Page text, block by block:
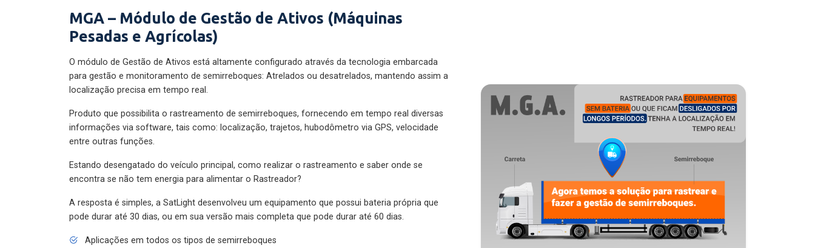
MGA – Módulo de Gestão de Ativos (Máquinas
Pesadas e Agrícolas)
O módulo de Gestão de Ativos está altamente configurado através da tecnologia embarcada
para gestão e monitoramento de semirreboques: Atrelados ou desatrelados, mantendo assim a
localização precisa em tempo real.
Produto que possibilita o rastreamento de semirreboques, fornecendo em tempo real diversas
informações via software, tais como: localização, trajetos, hubodômetro via GPS, velocidade
entre outras funções.
Estando desengatado do veículo principal, como realizar o rastreamento e saber onde se
encontra se não tem energia para alimentar o Rastreador?
A resposta é simples, a SatLight desenvolveu um equipamento que possui bateria própria que
pode durar até 30 dias, ou em sua versão mais completa que pode durar até 60 dias.
Aplicações em todos os tipos de semirreboques